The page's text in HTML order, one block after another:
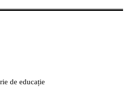
de educație